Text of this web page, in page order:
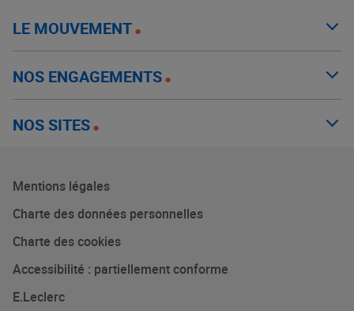
LE MOUVEMENT
NOS ENGAGEMENTS
NOS SITES
Mentions légales
Charte des données personnelles
Charte des cookies
Accessibilité : partiellement conforme
E.Leclerc